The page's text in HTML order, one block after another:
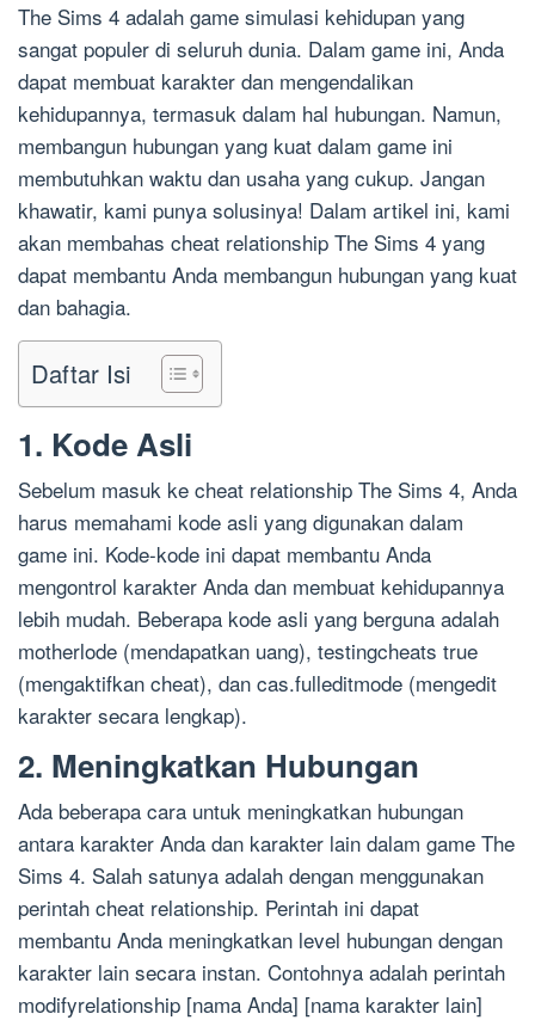
The Sims 4 adalah game simulasi kehidupan yang
sangat populer di seluruh dunia. Dalam game ini, Anda
dapat membuat karakter dan mengendalikan
kehidupannya, termasuk dalam hal hubungan. Namun,
membangun hubungan yang kuat dalam game ini
membutuhkan waktu dan usaha yang cukup. Jangan
khawatir, kami punya solusinya! Dalam artikel ini, kami
akan membahas cheat relationship The Sims 4 yang
dapat membantu Anda membangun hubungan yang kuat
dan bahagia.
Daftar Isi
1. Kode Asli
Sebelum masuk ke cheat relationship The Sims 4, Anda
harus memahami kode asli yang digunakan dalam
game ini. Kode-kode ini dapat membantu Anda
mengontrol karakter Anda dan membuat kehidupannya
lebih mudah. Beberapa kode asli yang berguna adalah
motherlode (mendapatkan uang), testingcheats true
(mengaktifkan cheat), dan cas.fulleditmode (mengedit
karakter secara lengkap).
2. Meningkatkan Hubungan
Ada beberapa cara untuk meningkatkan hubungan
antara karakter Anda dan karakter lain dalam game The
Sims 4. Salah satunya adalah dengan menggunakan
perintah cheat relationship. Perintah ini dapat
membantu Anda meningkatkan level hubungan dengan
karakter lain secara instan. Contohnya adalah perintah
modifyrelationship [nama Anda] [nama karakter lain]